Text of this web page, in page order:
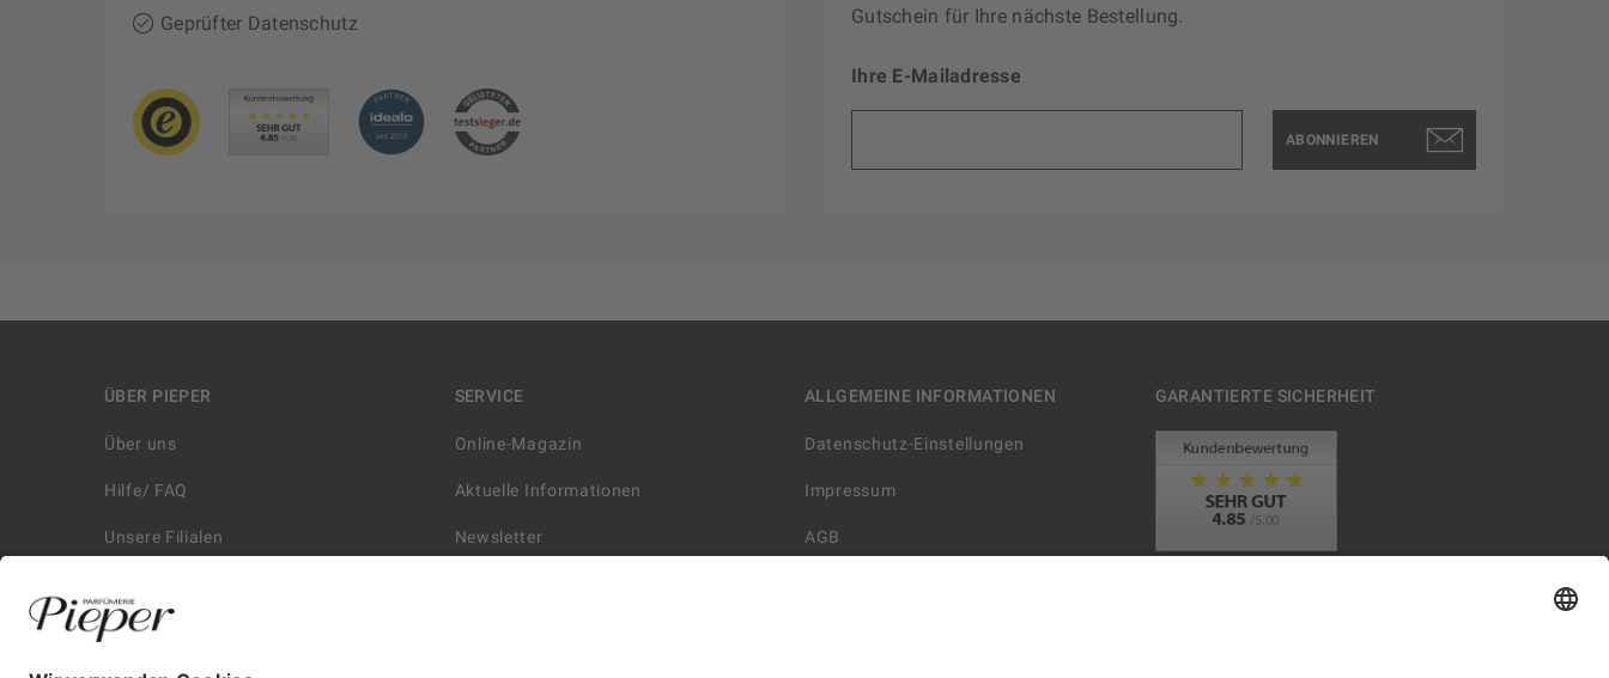
Gutschein für Ihre nächste Bestellung.
Ihre E-Mailadresse
ABONNIEREN
Geprüfter Datenschutz
ÜBER PIEPER
Über uns
Hilfe/ FAQ
Unsere Filialen
Historie
SERVICE
Online-Magazin
Aktuelle Informationen
Newsletter
ALLGEMEINE INFORMATIONEN
Datenschutz-Einstellungen
Impressum
AGB
GARANTIERTE SICHERHEIT